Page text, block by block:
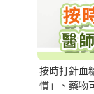
按時打針血
慣」、藥物